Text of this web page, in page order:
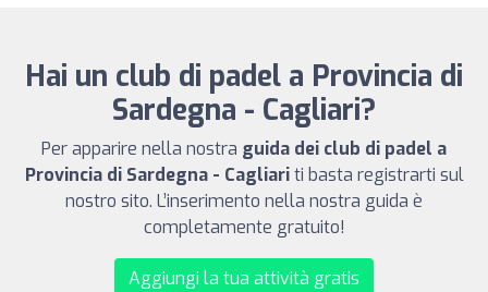
Hai un club di padel a Provincia di
Sardegna - Cagliari?
Per apparire nella nostra guida dei club di padel a
Provincia di Sardegna - Cagliariti basta registrarti sul
nostro sito. L’inserimento nella nostra guida è
completamente gratuito!
Aggiungi la tua attività gratis